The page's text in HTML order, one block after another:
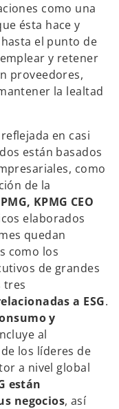
como una
ésta hace y
el punto de
y retener
proveedores,
la lealtad
en casi
están basados
como
de la
KPMG CEO
elaborados
quedan
como los
de grandes
tres
a ESG.
y
al
de los líderes de
a nivel global
están
negocios, así